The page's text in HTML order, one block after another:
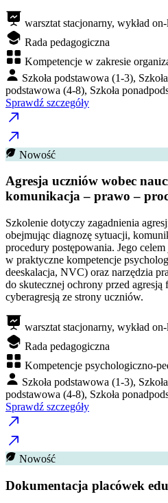
warsztat stacjonarny, wykład
Rada pedagogiczna
Kompetencje w zakresie
Szkoła podstawowa (1-3),
podstawowa (4-8), Szkoła
Sprawdź szczegóły
Nowość
Agresja uczniów wobec
komunikacja – prawo –
Szkolenie dotyczy zagadnienia
obejmując diagnozę sytuacji,
procedury postępowania. Jego
w praktyczne kompetencje
deeskalacja, NVC) oraz narzędzia
do skutecznej ochrony przed agresją
cyberagresją ze strony uczniów.
warsztat stacjonarny, wykład
Rada pedagogiczna
Kompetencje psychologiczno-
Szkoła podstawowa (1-3),
podstawowa (4-8), Szkoła
Sprawdź szczegóły
Nowość
Dokumentacja placówek